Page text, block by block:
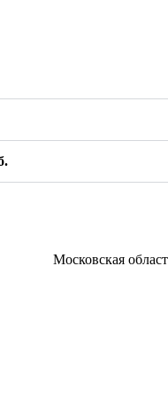
Московская